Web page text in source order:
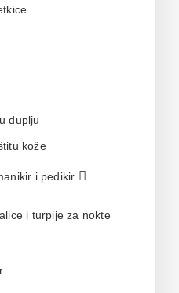
duplju
kože
i pedikir
i turpije za nokte